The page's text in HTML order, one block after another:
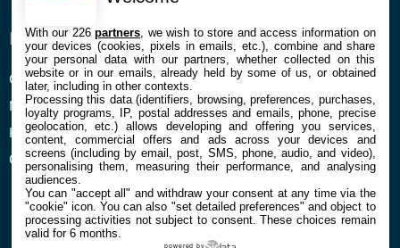
ENTREPRISE
Confidentialité et Cookies
Mentions légales et CGU
Préférences Cookies
Qui sommes nous
À PROPOS
Contact
With our 226partners , we wish to store and access information on
your devices (cookies, pixels in emails, etc.), combine and share
your personal data with our partners, whether collected on this
website or in our emails, already held by some of us, or obtained
later, including in other contexts.
Processing this data (identifiers, browsing, preferences, purchases,
loyalty programs, IP, postal addresses and emails, phone, precise
geolocation, etc.) allows developing and offering you services,
content, commercial offers and ads across your devices and
screens (including by email, post, SMS, phone, audio, and video),
personalising them, measuring their performance, and analysing
audiences.
You can "accept all" and withdraw your consent at any time via the
"cookie" icon. You can also "set detailed preferences" and object to
processing activities not subject to consent. These choices remain
valid for 6 months.
powered by